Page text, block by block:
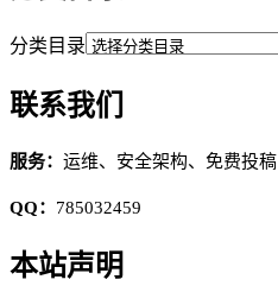
分类目录
联系我们
服务： 运维、安全架构、免费投稿
QQ： 785032459
本站声明